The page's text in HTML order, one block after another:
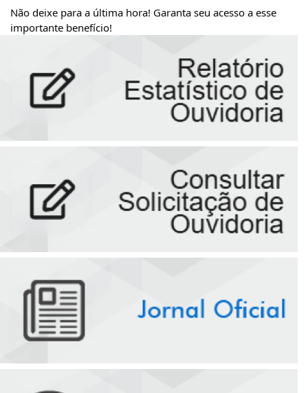
Não deixe para a última hora! Garanta seu acesso a esse
importante benefício!